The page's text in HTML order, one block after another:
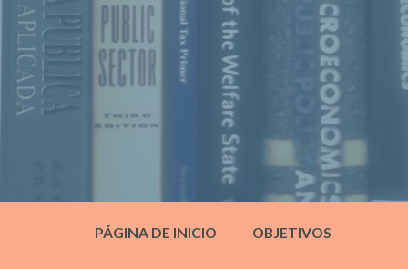
PÁGINA DE INICIO OBJETIVOS